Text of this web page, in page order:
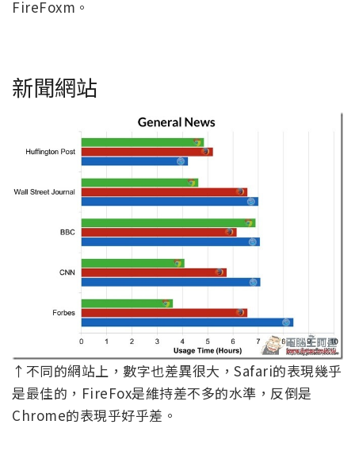
FireFoxm。
新聞網站
↑不同的網站上，數字也差異很大，Safari的表現幾乎
是最佳的，FireFox是維持差不多的水準，反倒是
Chrome的表現乎好乎差。